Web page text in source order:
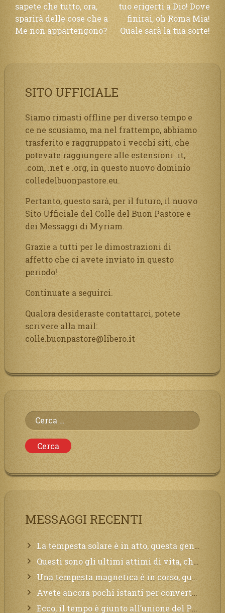
sapete che tutto, ora,
sparirà delle cose che a
Me non appartengono?
tuo erigerti a Dio! Dove
finirai, oh Roma Mia!
Quale sarà la tua sorte!
SITO UFFICIALE
Siamo rimasti offline per diverso tempo e
ce ne scusiamo, ma nel frattempo, abbiamo
trasferito e raggruppato i vecchi siti, che
potevate raggiungere alle estensioni .it,
.com, .net e .org, in questo nuovo dominio
colledelbuonpastore.eu.
Pertanto, questo sarà, per il futuro, il nuovo
Sito Ufficiale del Colle del Buon Pastore e
dei Messaggi di Myriam.
Grazie a tutti per le dimostrazioni di
affetto che ci avete inviato in questo
periodo!
Continuate a seguirci.
Qualora desideraste contattarci, potete
scrivere alla mail:
colle.buonpastore@libero.it
Ricerca
per:
MESSAGGI RECENTI
La tempesta solare è in atto, questa generazione soffrirà molto, la Terra arderà, l’acqua sarà contaminata, il cibo non sarà più nelle vostre mense.
Questi sono gli ultimi attimi di vita, chi si vuole salvare Mi chiami in suo aiuto.
Una tempesta magnetica è in corso, questa generazione patirà. Il black out non tarderà ad arrivare e tutta la Terra sarà oscurata.
Avete ancora pochi istanti per convertirvi, non perdete tempo, la sciagura arriverà all’improvviso e per chi non si sarà preparato saranno dolori.
Ecco, il tempo è giunto all’unione del Padre con il figlio, non avete che da attendere pochissimo.